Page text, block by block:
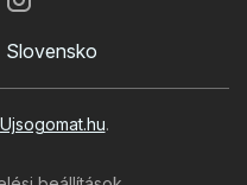
Slovensko
Ujsogomat.hu.